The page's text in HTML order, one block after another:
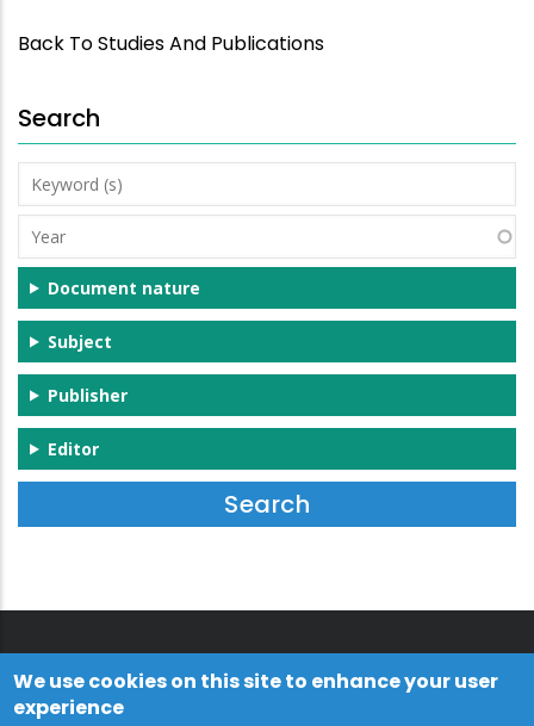
Back To Studies And Publications
Search
Keyword
(s)
Year
Document nature
Subject
Publisher
Editor
We use cookies on this site to enhance your user
experience